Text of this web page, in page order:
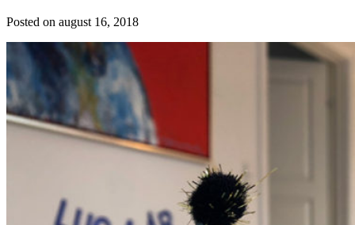
Posted on august 16, 2018